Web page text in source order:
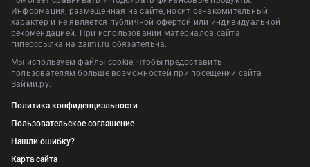
Информация, размещённая на сайте, носит ознакомительный
характер и не является публичной офертой или индивидуальной
рекомендацией. При использовании материалов сайта
гиперссылка на zaimi.ru обязательна.
Мы используем файлы cookie, чтобы предоставить
пользователям больше возможностей при посещении сайта
Займи.ру.
Политика конфиденциальности
Пользовательское соглашение
Нашли ошибку?
Карта сайта